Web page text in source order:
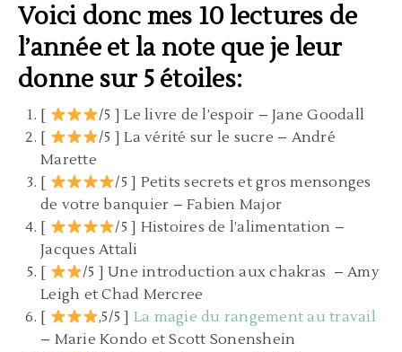
Voici donc mes 10 lectures de
l’année et la note que je leur
donne sur 5 étoiles:
[
/5 ] Le livre de l’espoir – Jane Goodall
[
/5 ] La vérité sur le sucre – André
Marette
[
/5 ] Petits secrets et gros mensonges
de votre banquier – Fabien Major
[
/5 ] Histoires de l’alimentation –
Jacques Attali
[
/5 ] Une introduction aux chakras – Amy
Leigh et Chad Mercree
[
,5/5 ] La magie du rangement au travail
– Marie Kondo et Scott Sonenshein